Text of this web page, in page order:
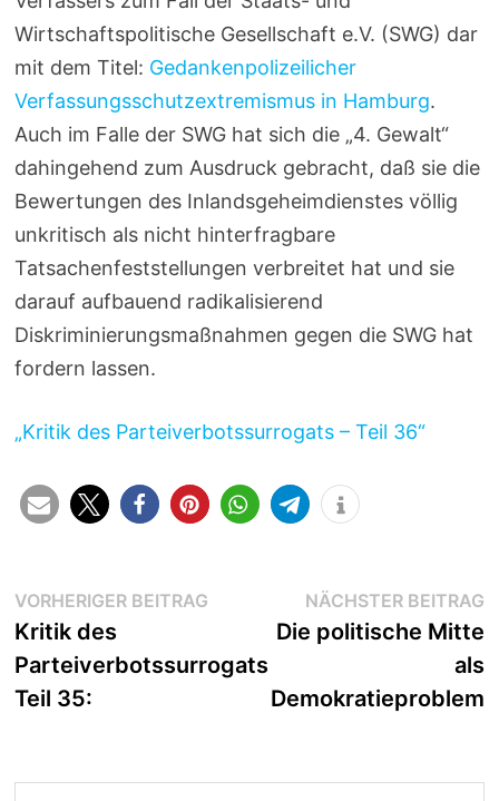
Wirtschaftspolitische Gesellschaft e.V. (SWG) dar
mit dem Titel: Gedankenpolizeilicher
Verfassungsschutzextremismus in Hamburg.
Auch im Falle der SWG hat sich die „4. Gewalt“
dahingehend zum Ausdruck gebracht, daß sie die
Bewertungen des Inlandsgeheimdienstes völlig
unkritisch als nicht hinterfragbare
Tatsachenfeststellungen verbreitet hat und sie
darauf aufbauend radikalisierend
Diskriminierungsmaßnahmen gegen die SWG hat
fordern lassen.
„Kritik des Parteiverbotssurrogats – Teil 36“
Beitragsnavigation
VORHERIGER BEITRAGVorheriger
Beitrag:
Kritik des
Parteiverbotssurrogats
Teil 35:
NÄCHSTER BEITRAG
Die politische Mitte
als
Demokratieproblem